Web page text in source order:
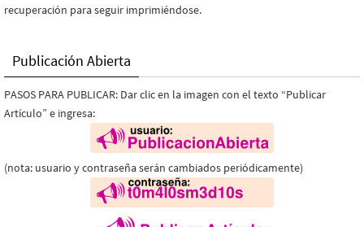
recuperación para seguir imprimiéndose.
Publicación Abierta
PASOS PARA PUBLICAR: Dar clic en la imagen con el texto “Publicar
Artículo” e ingresa:
(nota: usuario y contraseña serán cambiados periódicamente)